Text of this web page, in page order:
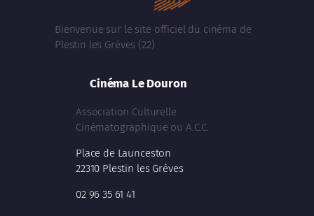
Bienvenue sur le site officiel du cinéma de
Plestin les Grèves (22)
Cinéma Le Douron
Association Culturelle
Cinématographique ou A.C.C.
Place de Launceston
22310 Plestin les Grèves
02 96 35 61 41